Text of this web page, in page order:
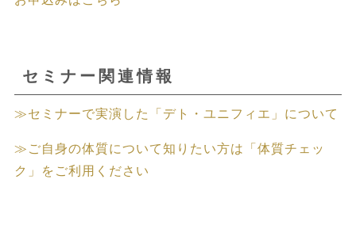
セミナー関連情報
≫セミナーで実演した「デト・ユニフィエ」について
≫ご自身の体質について知りたい方は「体質チェッ
ク」をご利用ください